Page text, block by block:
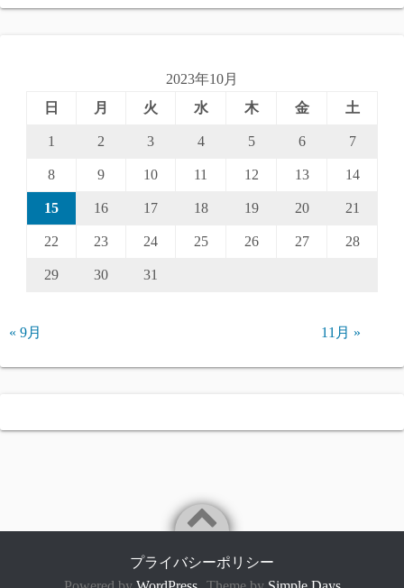
2023年10月
日
月 火 水 木 金 土
1 2 3 4 5 6 7
8 9 10 11 12 13 14
15 16 17 18 19 20 21
22 23 24 25 26 27 28
29 30 31
« 9月 11月 »
プライバシーポリシー